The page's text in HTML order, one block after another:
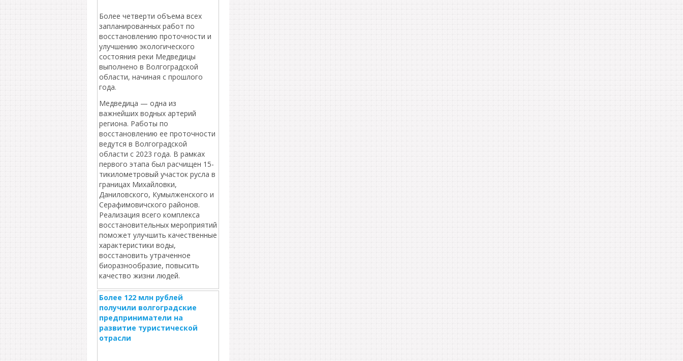
Более четверти объема всех
запланированных работ по
восстановлению проточности и
улучшению экологического
состояния реки Медведицы
выполнено в Волгоградской
области, начиная с прошлого
года.
Медведица — одна из
важнейших водных артерий
региона. Работы по
восстановлению ее проточности
ведутся в Волгоградской
области с 2023 года. В рамках
первого этапа был расчищен 15-
тикилометровый участок русла в
границах Михайловки,
Даниловского, Кумылженского и
Серафимовичского районов.
Реализация всего комплекса
восстановительных мероприятий
поможет улучшить качественные
характеристики воды,
восстановить утраченное
биоразнообразие, повысить
качество жизни людей.
Более 122 млн рублей
получили волгоградские
предприниматели на
развитие туристической
отрасли